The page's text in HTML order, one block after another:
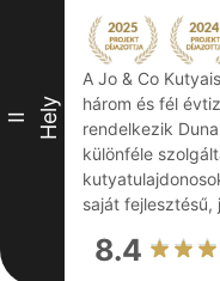
II Hely
A Jo & Co
három és fél
rendelkezik
különféle
saját fejlesztésű,
8.4